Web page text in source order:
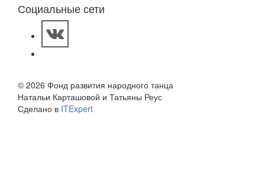
Социальные сети
© 2026 Фонд развития народного танца
Натальи Карташовой и Татьяны Реус
Сделано в ITExpert